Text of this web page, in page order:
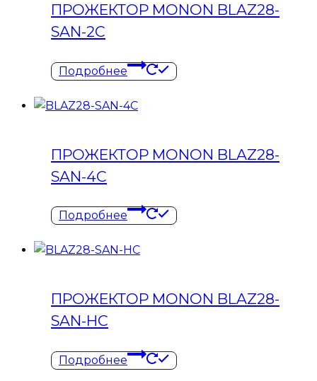
ПРОЖЕКТОР MONON BLAZ28-
SAN-2C
Подробнее
ПРОЖЕКТОР MONON BLAZ28-
SAN-4C
Подробнее
ПРОЖЕКТОР MONON BLAZ28-
SAN-HC
Подробнее